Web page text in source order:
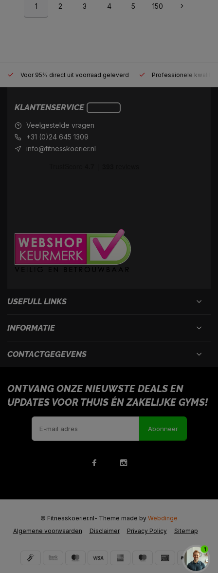
1 2 3 4 5 150
Voor 95% direct uit voorraad geleverd Professionele
KLANTENSERVICE
Veelgestelde vragen
+31 (0)24 645 1309
info@fitnesskoerier.nl
USEFULL LINKS
INFORMATIE
CONTACTGEGEVENS
ONTVANG ONZE NIEUWSTE DEALS EN
UPDATES VOOR THUIS ÉN ZAKELIJKE GYMS!
Abonneer
Algemene voorwaarden Disclaimer Privacy Policy Sitemap
© Fitnesskoerier.nl- Theme made by Webdinge
1